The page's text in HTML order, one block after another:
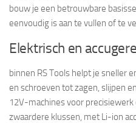
bouw je een betrouwbare
eenvoudig is aan te vullen of te
Elektrisch en
binnen RS Tools helpt je sneller
en schroeven tot zagen, slijpen
12V-machines voor
zwaardere klussen, met Li-ion